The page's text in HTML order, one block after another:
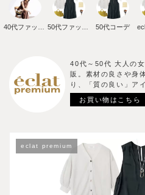
50代コーデ
40代～50代 大人の
販。素材の良さや身
り、「質の良い」ア
お買い物はこちら
eclat premium